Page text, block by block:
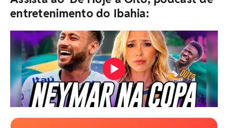
entretenimento do Ibahia: